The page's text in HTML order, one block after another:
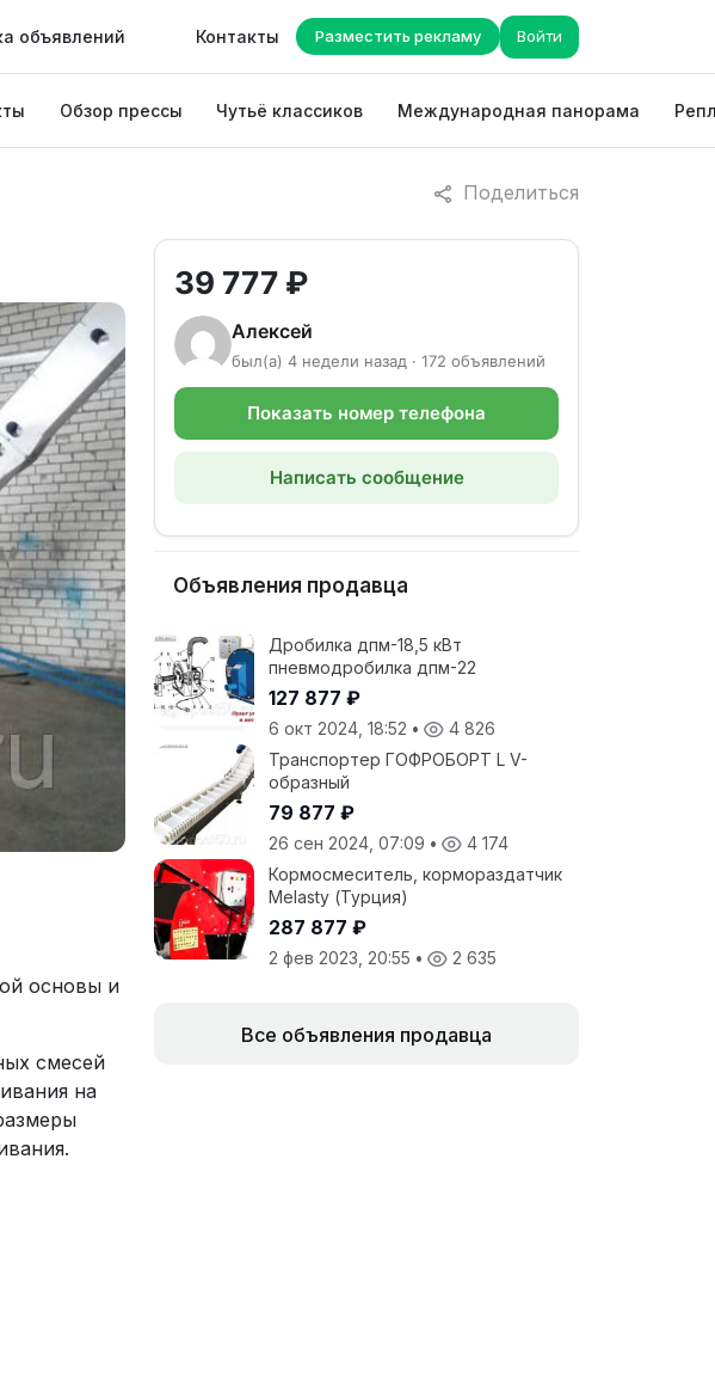
объявлений Контакты Разместить рекламу Войти
Обзор прессы Чутьё классиков Международная панорама
Поделиться
основы и
смесей
на
39 777 ₽
Алексей
был(а) 4 недели назад · 172 объявлений
Показать номер телефона
Написать сообщение
Объявления продавца
Дробилка дпм-18,5 кВт
пневмодробилка дпм-22
127 877 ₽
6 окт 2024, 18:52 •
4 826
Транспортер ГОФРОБОРТ L V-
образный
79 877 ₽
26 сен 2024, 07:09 •
4 174
Кормосмеситель, кормораздатчик
Melasty (Турция)
287 877 ₽
2 фев 2023, 20:55 • 2 635
Все объявления продавца